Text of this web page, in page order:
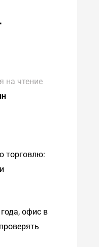
на чтение
торговлю:
офис в